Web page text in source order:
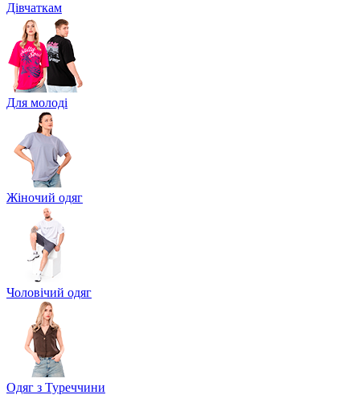
Дівчаткам
Для молоді
Жіночий одяг
Чоловічий одяг
Одяг з Туреччини